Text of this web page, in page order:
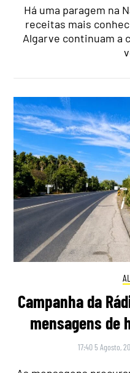
Há uma paragem na
receitas mais
Algarve continuam a
Campanha da
mensagens de
17:40 5 Agosto,